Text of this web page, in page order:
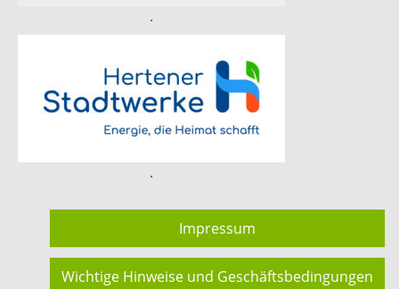
.
.
Impressum
Wichtige Hinweise und Geschäftsbedingungen